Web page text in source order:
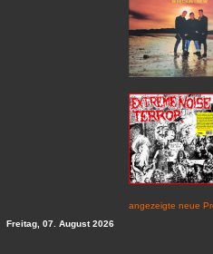
angezeigte neue
Freitag, 07. August 2026